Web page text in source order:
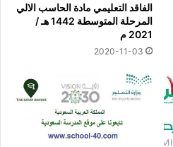
الفاقد التعليمي مادة الحاسب الالي
المرحلة المتوسطة 1442 هـ /
2021 م
2020-11-03